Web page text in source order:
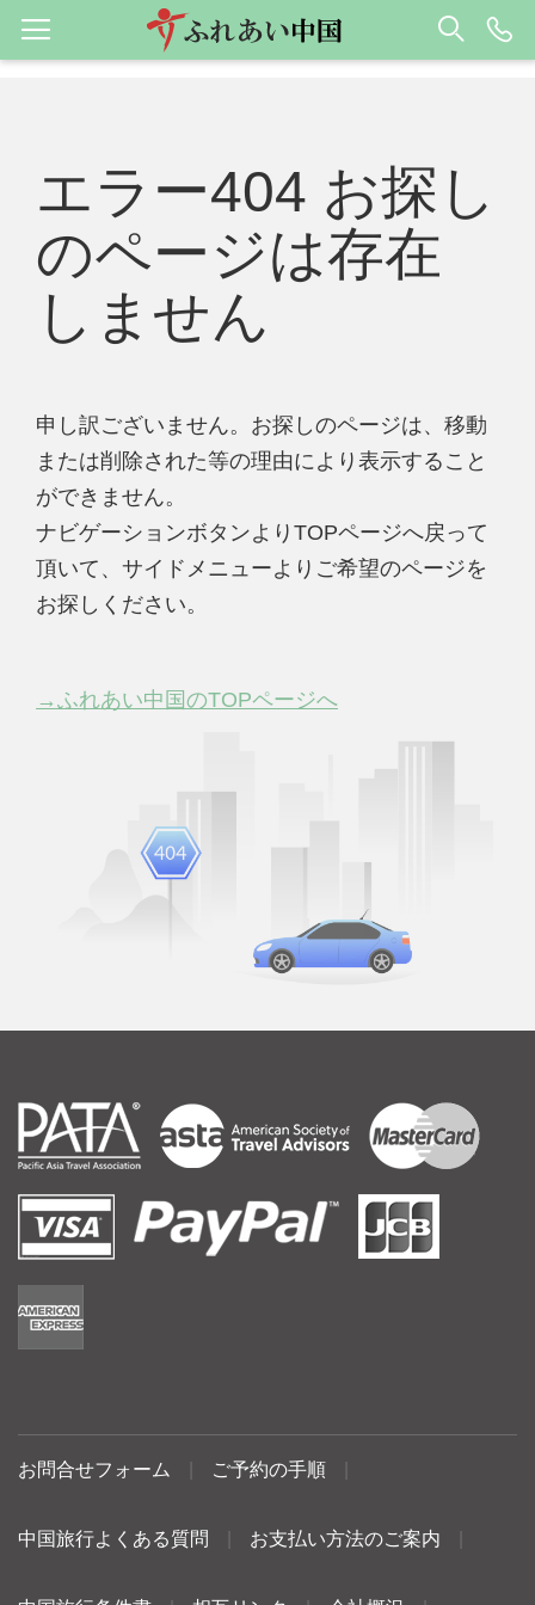
エラー404 お探し
のページは存在
しません
申し訳ございません。お探しのページは、移動
または削除された等の理由により表示すること
ができません。
ナビゲーションボタンよりTOPページへ戻って
頂いて、サイドメニューよりご希望のページを
お探しください。
→ふれあい中国のTOPページへ
お問合せフォーム ご予約の手順
中国旅行よくある質問 お支払い方法のご案内